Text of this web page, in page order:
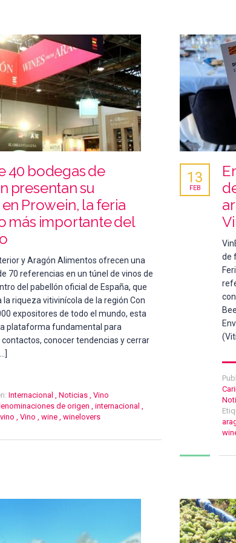
40 bodegas de
presentan su
Prowein, la feria
más importante del
y Aragón Alimentos ofrecen una
70 referencias en un túnel de vinos de
del pabellón oficial de España, que
riqueza vitivinícola de la región Con
expositores de todo el mundo, esta
plataforma fundamental para
conocer tendencias y cerrar
Internacional Noticias Vino
de origen internacional
Vino wine winelovers
13
FEB
de